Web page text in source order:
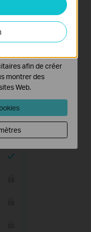
en ligne
un abonnement au
d'analyser vos
et ajuster les
définis via notre
afin de créer
montrer des
Web.